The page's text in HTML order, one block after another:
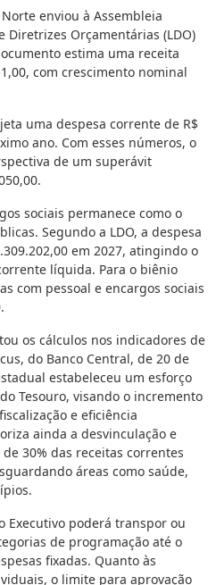
enviou à Assembleia
Diretrizes Orçamentárias (LDO)
estima uma receita
com crescimento nominal
uma despesa corrente de R$
ano. Com esses números, o
de um superávit
sociais permanece como o
Segundo a LDO, a despesa
em 2027, atingindo o
líquida. Para o biênio
com pessoal e encargos sociais
os cálculos nos indicadores de
do Banco Central, de 20 de
estabeleceu um esforço
Tesouro, visando o incremento
e eficiência
ainda a desvinculação e
30% das receitas correntes
áreas como saúde,
Executivo poderá transpor ou
de programação até o
fixadas. Quanto às
o limite para aprovação